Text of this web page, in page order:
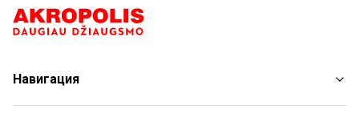
Навигация
Магазины